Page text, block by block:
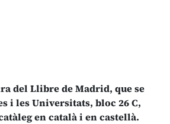
del Llibre de Madrid, que se
i les Universitats, bloc 26 C,
en català i en castellà.